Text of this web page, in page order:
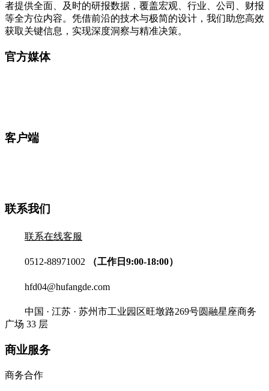
者提供全面、及时的研报数据，覆盖宏观、行业、公司、财报
等全方位内容。凭借前沿的技术与极简的设计，我们助您高效
获取关键信息，实现深度洞察与精准决策。
官方媒体
客户端
联系我们
联系在线客服
0512-88971002 （工作日9:00-18:00）
hfd04@hufangde.com
中国 · 江苏 · 苏州市工业园区旺墩路269号圆融星座商务
广场 33 层
商业服务
商务合作